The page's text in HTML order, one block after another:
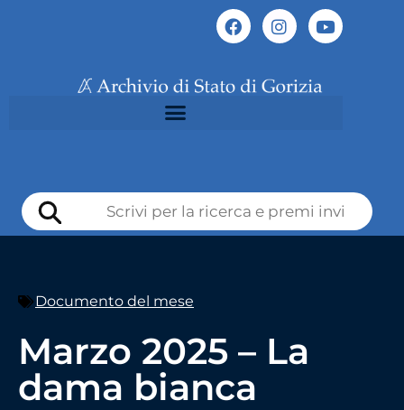
Documento del mese
Marzo 2025 – La
dama bianca